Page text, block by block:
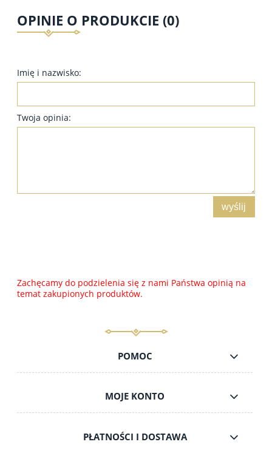
OPINIE O PRODUKCIE (0)
Imię i nazwisko:
Twoja opinia:
wyślij
Zachęcamy do podzielenia się z nami Państwa opinią na
temat zakupionych produktów.
POMOC
MOJE KONTO
PŁATNOŚCI I DOSTAWA